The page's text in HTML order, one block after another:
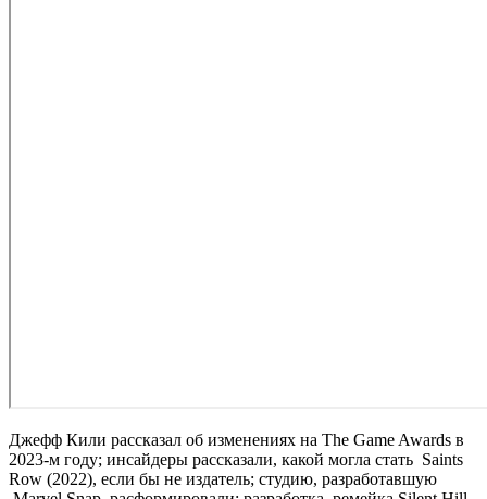
Джефф Кили рассказал об изменениях на The Game Awards в
2023-м году; инсайдеры рассказали, какой могла стать Saints
Row (2022), если бы не издатель; студию, разработавшую